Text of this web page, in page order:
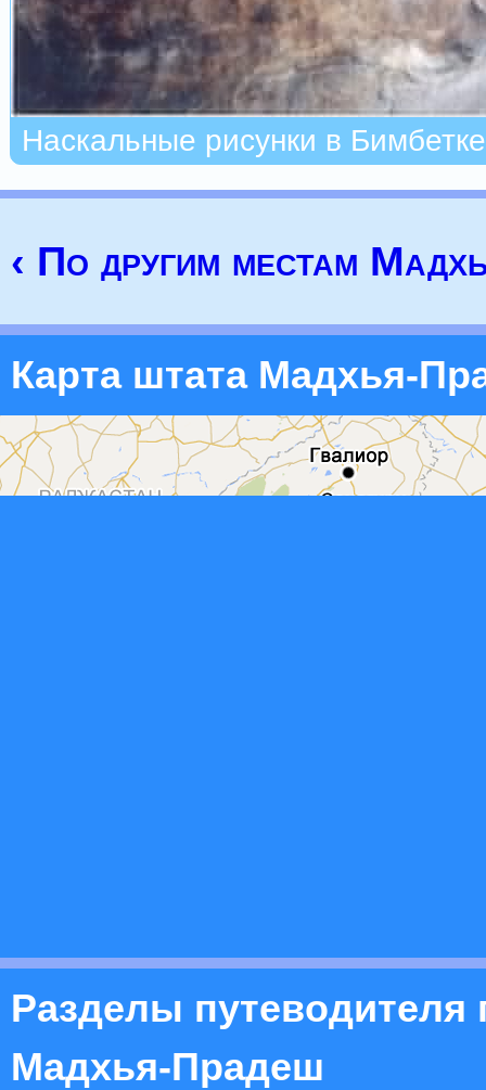
Наскальные рисунки в Бимбетке
‹ По другим местам
Карта штата Мадхья-
Разделы путеводителя
Мадхья-Прадеш